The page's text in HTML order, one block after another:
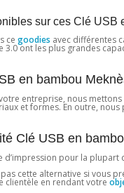
sur ces Clé USB
ce goodies avec différentes
3.0 ont les plus grandes
en bambou
entreprise, nous
et formes. En outre,
Clé USB en
d’impression pour la plupart
cette alternative si vous
clientèle en rendant votre